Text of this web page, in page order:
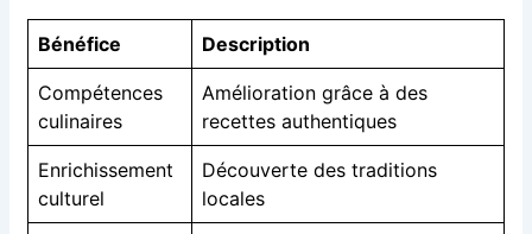
Bénéfice Description
Compétences
culinaires
Amélioration grâce à des
recettes authentiques
Enrichissement
culturel
Découverte des traditions
locales